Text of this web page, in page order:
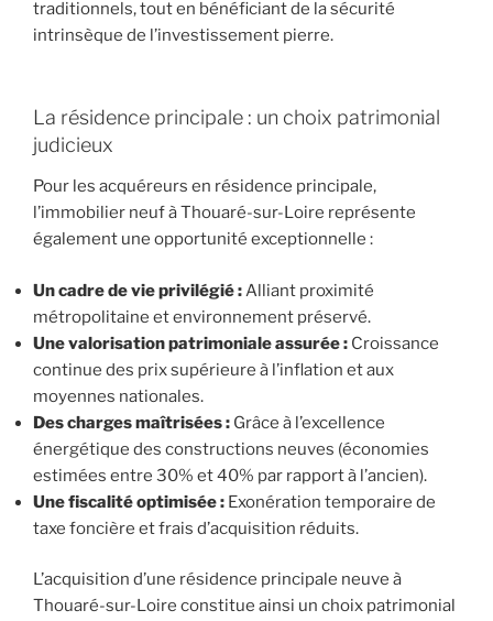
traditionnels, tout en bénéficiant de la sécurité
intrinsèque de l’investissement pierre.
La résidence principale : un choix patrimonial
judicieux
Pour les acquéreurs en résidence principale,
l’immobilier neuf à Thouaré-sur-Loire représente
également une opportunité exceptionnelle :
Un cadre de vie privilégié : Alliant proximité
métropolitaine et environnement préservé.
Une valorisation patrimoniale assurée : Croissance
continue des prix supérieure à l’inflation et aux
moyennes nationales.
Des charges maîtrisées : Grâce à l’excellence
énergétique des constructions neuves (économies
estimées entre 30% et 40% par rapport à l’ancien).
Une fiscalité optimisée : Exonération temporaire de
taxe foncière et frais d’acquisition réduits.
L’acquisition d’une résidence principale neuve à
Thouaré-sur-Loire constitue ainsi un choix patrimonial